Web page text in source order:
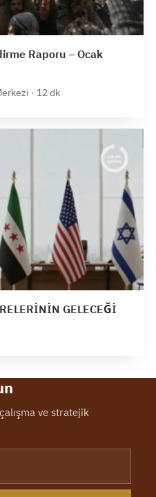
Raporu – Ocak
· 12 dk
GELECEĞİ
ve stratejik